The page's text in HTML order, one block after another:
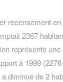
recensement en
2367
représente
à 1999
diminué de 2